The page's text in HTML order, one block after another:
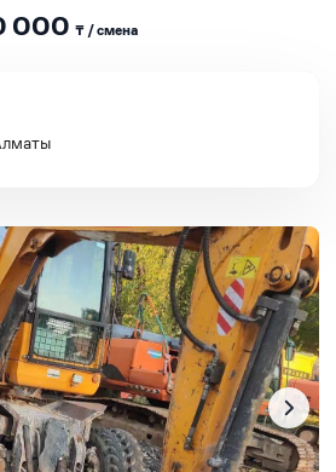
000 ₸ / сменa